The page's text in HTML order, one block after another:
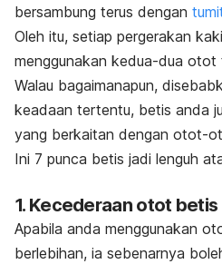
bersambung terus dengan
Oleh itu, setiap pergerakan
menggunakan kedua-dua otot
Walau bagaimanapun,
keadaan tertentu, betis anda
yang berkaitan dengan otot-
Ini 7 punca betis jadi lenguh
1. Kecederaan otot betis
Apabila anda menggunakan
berlebihan, ia sebenarnya